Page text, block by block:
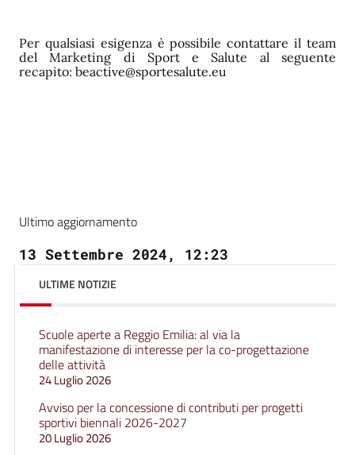
Per qualsiasi esigenza è possibile contattare il team
del Marketing di Sport e Salute al seguente
recapito: beactive@sportesalute.eu
Ultimo aggiornamento
13 Settembre 2024, 12:23
ULTIME NOTIZIE
Scuole aperte a Reggio Emilia: al via la
manifestazione di interesse per la co-progettazione
delle attività
24 Luglio 2026
Avviso per la concessione di contributi per progetti
sportivi biennali 2026-2027
20 Luglio 2026